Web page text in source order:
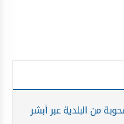
من البلدية عبر أبشر